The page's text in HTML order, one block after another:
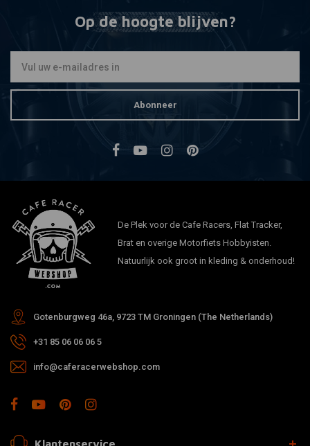
Op de hoogte blijven?
Abonneer
De Plek voor de Cafe Racers, Flat Tracker,
Brat en overige Motorfiets Hobbyisten.
Natuurlijk ook groot in kleding & onderhoud!
Gotenburgweg 46a, 9723 TM Groningen (The Netherlands)
+31 85 06 06 06 5
info@caferacerwebshop.com